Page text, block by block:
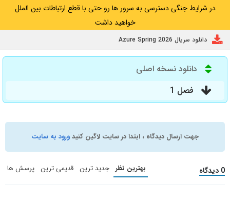
در شرایط جنگی دسترسی به سرور ها رو حتی با قطع ارتباطات بین الملل
خواهید داشت
دانلود سریال Azure Spring 2026
دانلود نسخه اصلی
فصل 1
جهت ارسال دیدگاه ، ابتدا در سایت لاگین کنیدورود به سایت
0 دیدگاه بهترین نظر جدید ترین قدیمی ترین پرسش ها